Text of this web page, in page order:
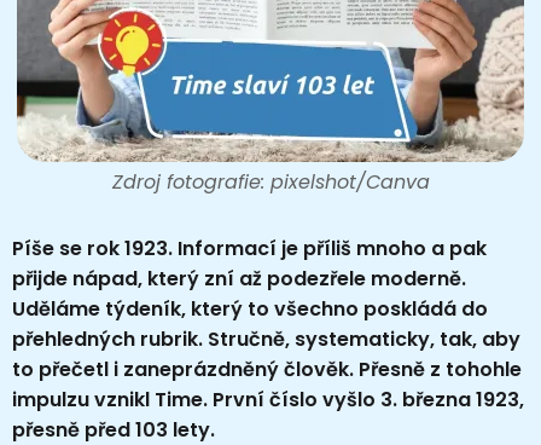
Zdroj fotografie: pixelshot/Canva
Píše se rok 1923. Informací je příliš mnoho a pak
přijde nápad, který zní až podezřele moderně.
Uděláme týdeník, který to všechno poskládá do
přehledných rubrik. Stručně, systematicky, tak, aby
to přečetl i zaneprázdněný člověk. Přesně z tohohle
impulzu vznikl Time. První číslo vyšlo 3. března 1923,
přesně před 103 lety.